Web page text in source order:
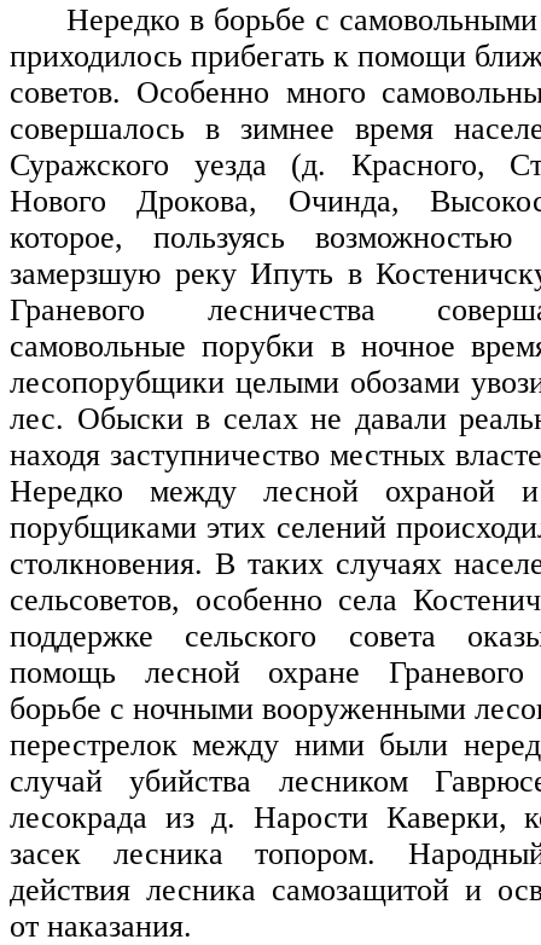
Нередко в борьбе с
приходилось прибегать к помощи
советов. Особенно много
совершалось в зимнее время
Суражского уезда (д. Красного,
Нового Дрокова, Очинда,
которое, пользуясь возможностью
замерзшую реку Ипуть в
Граневого лесничества
самовольные порубки в ночное
лесопорубщики целыми обозами
лес. Обыски в селах не давали
находя заступничество местных
Нередко между лесной охраной
порубщиками этих селений
столкновения. В таких случаях
сельсоветов, особенно села
поддержке сельского совета
помощь лесной охране Граневого
борьбе с ночными вооруженными
перестрелок между ними были
случай убийства лесником
лесокрада из д. Нарости Каверки,
засек лесника топором.
действия лесника самозащитой и
от наказания.